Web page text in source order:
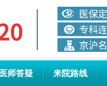
医师答疑 来院路线